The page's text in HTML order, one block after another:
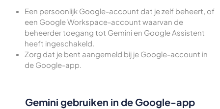
Een persoonlijk Google-account dat je zelf beheert, of
een Google Workspace-account waarvan de
beheerder toegang tot Gemini en Google Assistent
heeft ingeschakeld.
Zorg dat je bent aangemeld bij je Google-account in
de Google-app.
Gemini gebruiken in de Google-app